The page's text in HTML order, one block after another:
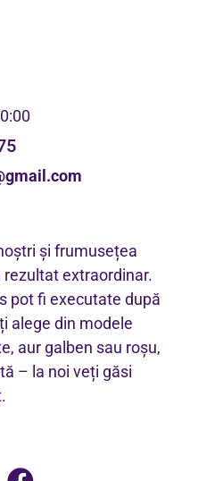
și frumusețea
extraordinar.
pot fi executate după
alege din modele
aur galben sau roșu,
– la noi veți găsi